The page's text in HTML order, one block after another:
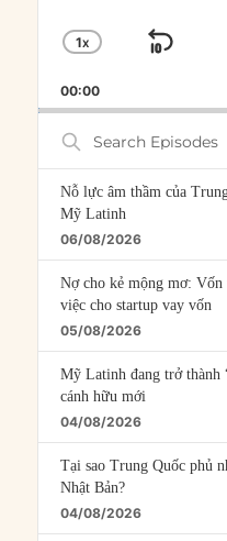
CHANGE
RATE
1X
SKIP
00:00
Search
Episodes
Nỗ lực âm thầm của
Mỹ Latinh
06/08/2026
Nợ cho kẻ mộng mơ: Vốn
việc cho startup vay vốn
05/08/2026
Mỹ Latinh đang trở thành
cánh hữu mới
04/08/2026
Tại sao Trung Quốc phủ
Nhật Bản?
04/08/2026